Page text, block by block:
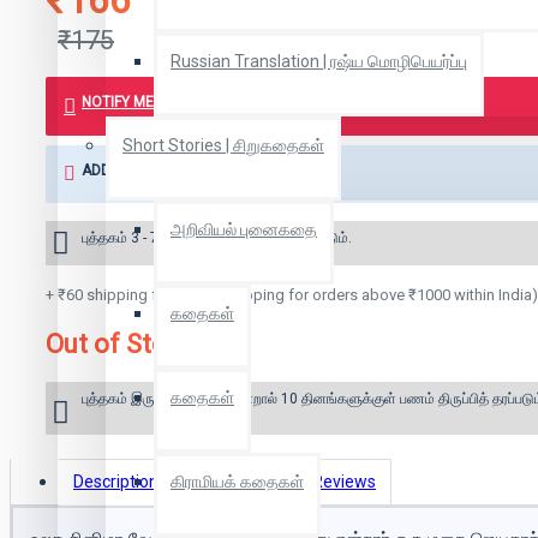
Russian Translation | ரஷ்ய மொழிபெயர்ப்பு
Short Stories | சிறுகதைகள்
அறிவியல் புனைகதை
கதைகள்
கதைகள்
கிராமியக் கதைகள்
₹175
NOTIFY ME WHEN BOOK IS AVAILABLE
ADD TO WISH LIST
புத்தகம் 3 - 7 நாட்களில் அனுப்பி வைக்கப்படும்.
+ ₹60 shipping fee* (Free shipping for orders above ₹1000 within India)
Out of Stock
புத்தகம் இருப்பில் இல்லை என்றால் 10 தினங்களுக்குள் பணம் திருப்பித்
Description Book Details Reviews